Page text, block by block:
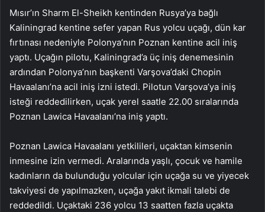
Mısır’ın Sharm El-Sheikh kentinden Rusya’ya bağlı
Kaliningrad kentine sefer yapan Rus yolcu uçağı, dün kar
fırtınası nedeniyle Polonya’nın Poznan kentine acil iniş
yaptı. Uçağın pilotu, Kaliningrad’a üç iniş denemesinin
ardından Polonya’nın başkenti Varşova’daki Chopin
Havaalanı’na acil iniş izni istedi. Pilotun Varşova’ya iniş
isteği reddedilirken, uçak yerel saatle 22.00 sıralarında
Poznan Lawica Havaalanı’na iniş yaptı.
Poznan Lawica Havaalanı yetkilileri, uçaktan kimsenin
inmesine izin vermedi. Aralarında yaşlı, çocuk ve hamile
kadınların da bulunduğu yolcular için uçağa su ve yiyecek
takviyesi de yapılmazken, uçağa yakıt ikmali talebi de
reddedildi. Uçaktaki 236 yolcu 13 saatten fazla uçakta